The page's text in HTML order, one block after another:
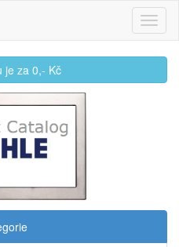
je za0,- Kč